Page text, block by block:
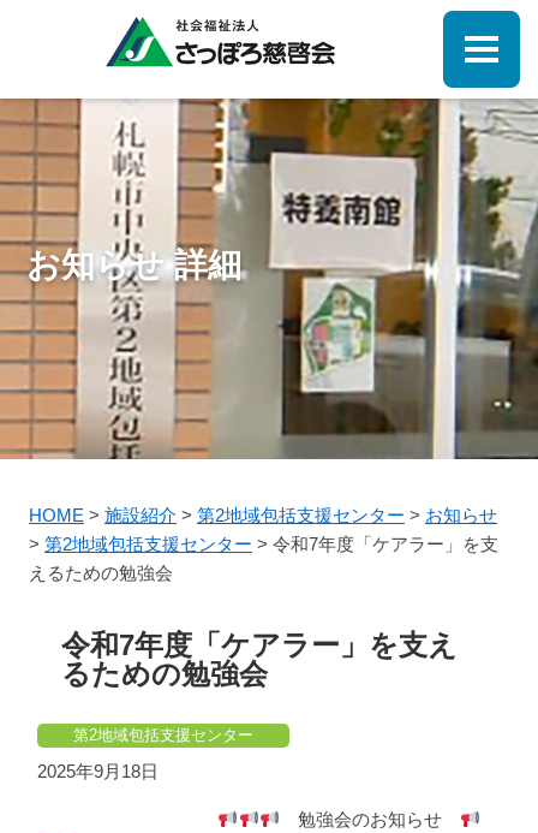
お知らせ 詳細
HOME > 施設紹介 > 第2地域包括支援センター > お知らせ
> 第2地域包括支援センター > 令和7年度「ケアラー」を支
えるための勉強会
令和7年度「ケアラー」を支え
るための勉強会
第2地域包括支援センター
2025年9月18日
勉強会のお知らせ